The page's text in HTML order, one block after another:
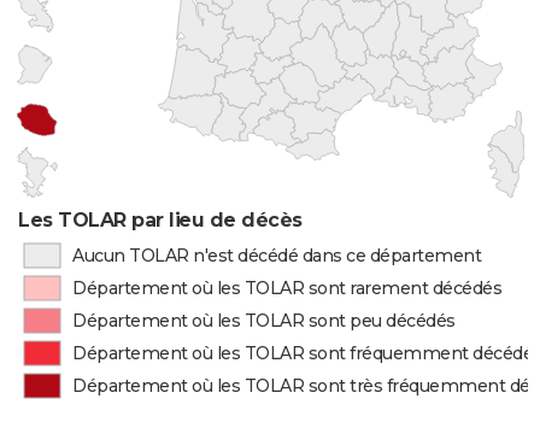
Les TOLAR par lieu de décès
Aucun TOLAR n'est décédé dans ce département
Département où les TOLAR sont rarement décédés
Département où les TOLAR sont peu décédés
Département où les TOLAR sont fréquemment
Département où les TOLAR sont très fréquemment